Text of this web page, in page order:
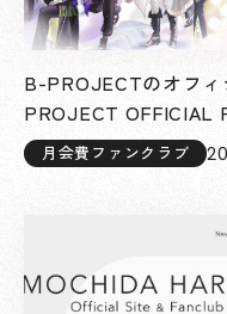
B-PROJECTのオフ
PROJECT OFFICIAL
月会費ファンクラブ